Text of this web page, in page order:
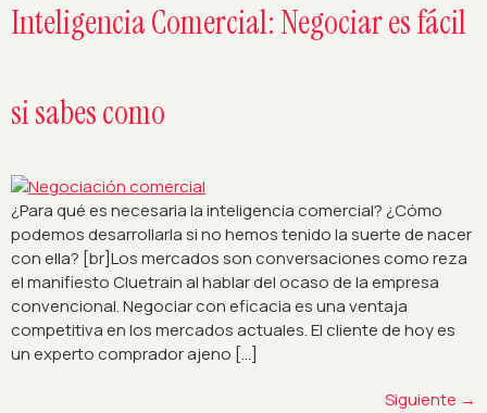
Inteligencia Comercial: Negociar es fácil
si sabes como
¿Para qué es necesaria la inteligencia comercial? ¿Cómo
podemos desarrollarla si no hemos tenido la suerte de nacer
con ella? [br]Los mercados son conversaciones como reza
el manifiesto Cluetrain al hablar del ocaso de la empresa
convencional. Negociar con eficacia es una ventaja
competitiva en los mercados actuales. El cliente de hoy es
un experto comprador ajeno […]
Siguiente →